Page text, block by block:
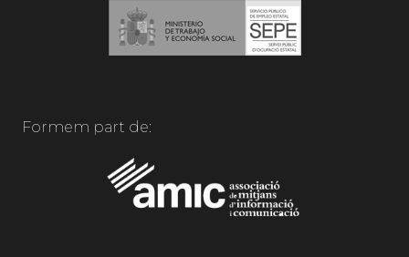
Formem part de: